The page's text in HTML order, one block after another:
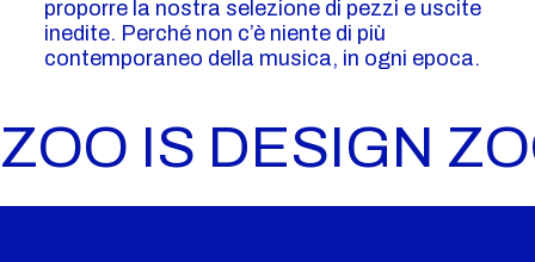
proporre la nostra selezione di pezzi e uscite
inedite. Perché non c’è niente di più
contemporaneo della musica, in ogni epoca.
ZOO IS DESIGN